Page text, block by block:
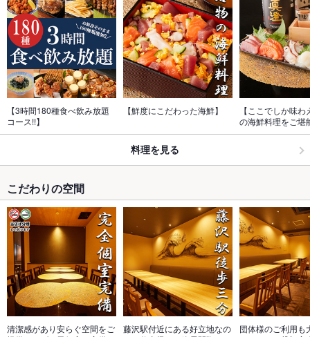
【3時間180種食べ飲み放題
コース!!】
【鮮度にこだわった海鮮】
【ここでしか味
の海鮮料理をご堪
料理を見る
こだわりの空間
清潔感があり安らぐ空間をご
藤沢駅付近にある好立地なの
団体様のご利用も